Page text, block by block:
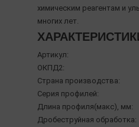
химическим реагентам и
многих лет.
Артикул:
ОКПД2:
Страна производства:
Серия профилей:
Длина профиля(макс), мм:
Дробеструйная обработка: